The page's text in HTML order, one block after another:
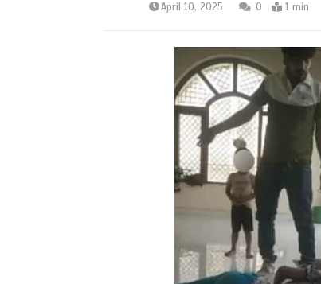
April 10, 2025 0 1 min